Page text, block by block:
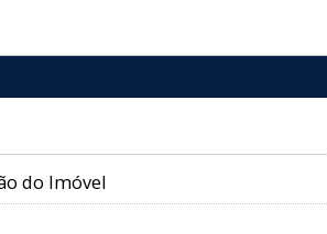
do Imóvel